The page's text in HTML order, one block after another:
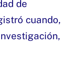
de
cuando,